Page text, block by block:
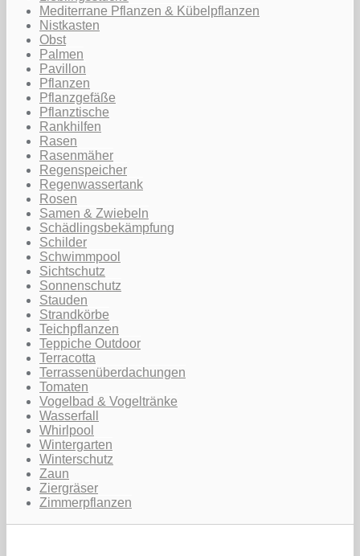
Mediterrane Pflanzen & Kübelpflanzen
Nistkasten
Obst
Palmen
Pavillon
Pflanzen
Pflanzgefäße
Pflanztische
Rankhilfen
Rasen
Rasenmäher
Regenspeicher
Regenwassertank
Rosen
Samen & Zwiebeln
Schädlingsbekämpfung
Schilder
Schwimmpool
Sichtschutz
Sonnenschutz
Stauden
Strandkörbe
Teichpflanzen
Teppiche Outdoor
Terracotta
Terrassenüberdachungen
Tomaten
Vogelbad & Vogeltränke
Wasserfall
Whirlpool
Wintergarten
Winterschutz
Zaun
Ziergräser
Zimmerpflanzen